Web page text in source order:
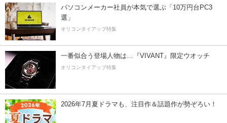
パソコンメーカー社員が本気で選ぶ「10万円台PC3
選」
オリコンタイアップ特集
一番似合う登場人物は…『VIVANT』限定ウオッチ
オリコンタイアップ特集
2026年7月夏ドラマも、注目作＆話題作が勢ぞろい！